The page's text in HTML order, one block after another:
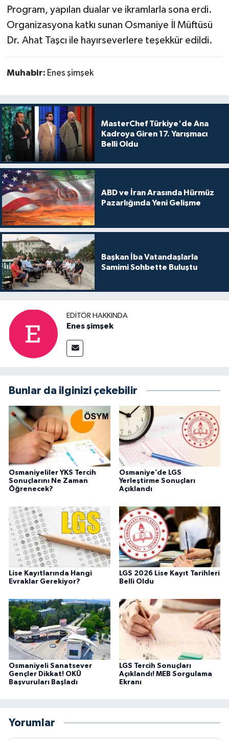
Program, yapılan dualar ve ikramlarla sona erdi.
Organizasyona katkı sunan Osmaniye İl Müftüsü
Dr. Ahat Taşcı ile hayırseverlere teşekkür edildi.
Muhabir: Enes şimşek
MasterChef Türkiye'de Ana
Kadroya Giren 17. Yarışmacı
Belli Oldu
ABD ve İran Arasında Hürmüz
Pazarlığında Yeni Gelişme
Başkan İba Vatandaşlarla
Samimi Sohbette Buluştu
EDITÖR HAKKINDA
Enes şimşek
Bunlar da ilginizi çekebilir
Osmaniyeliler YKS Tercih
Sonuçlarını Ne Zaman
Öğrenecek?
Osmaniye’de LGS
Yerleştirme Sonuçları
Açıklandı
Lise Kayıtlarında Hangi
Evraklar Gerekiyor?
LGS 2026 Lise Kayıt Tarihleri
Belli Oldu
Osmaniyeli Sanatsever
Gençler Dikkat! OKÜ
Başvuruları Başladı
LGS Tercih Sonuçları
Açıklandı! MEB Sorgulama
Ekranı
Yorumlar